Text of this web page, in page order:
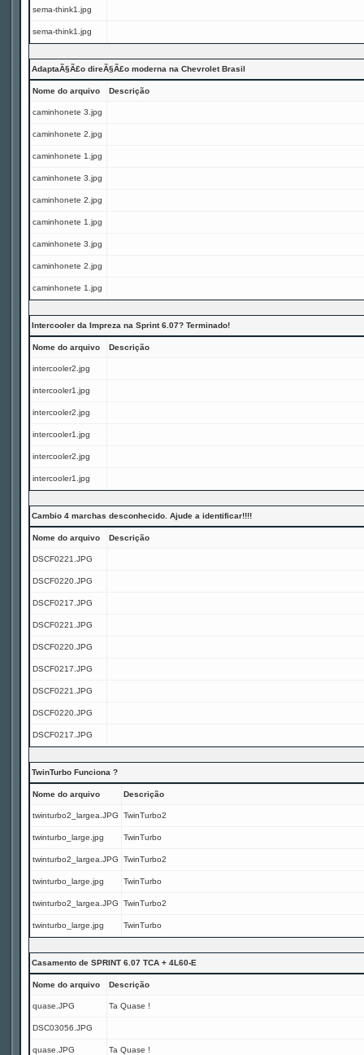
sema-think1.jpg
sema-think1.jpg
AdaptaÃ§Ã£o direÃ§Ã£o moderna na Chevrolet Brasil
Nome do arquivo Descrição
caminhonete 3.jpg
caminhonete 2.jpg
caminhonete 1.jpg
caminhonete 3.jpg
caminhonete 2.jpg
caminhonete 1.jpg
caminhonete 3.jpg
caminhonete 2.jpg
caminhonete 1.jpg
Intercooler da Impreza na Sprint 6.07? Terminado!
Nome do arquivo Descrição
intercooler2.jpg
intercooler1.jpg
intercooler2.jpg
intercooler1.jpg
intercooler2.jpg
intercooler1.jpg
Cambio 4 marchas desconhecido. Ajude a identificar!!!!
Nome do arquivo Descrição
DSCF0221.JPG
DSCF0220.JPG
DSCF0217.JPG
DSCF0221.JPG
DSCF0220.JPG
DSCF0217.JPG
DSCF0221.JPG
DSCF0220.JPG
DSCF0217.JPG
TwinTurbo Funciona ?
Nome do arquivo Descrição
twinturbo2_largea.JPG TwinTurbo2
twinturbo_large.jpg TwinTurbo
twinturbo2_largea.JPG TwinTurbo2
twinturbo_large.jpg TwinTurbo
twinturbo2_largea.JPG TwinTurbo2
twinturbo_large.jpg TwinTurbo
Casamento de SPRINT 6.07 TCA + 4L60-E
Nome do arquivo Descrição
quase.JPG Ta Quase !
DSC03056.JPG
quase.JPG Ta Quase !